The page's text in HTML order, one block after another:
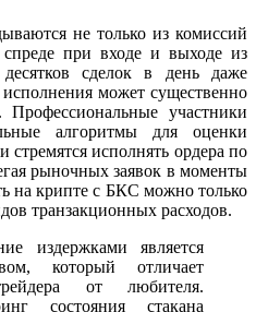
не только из комиссий
при входе и выходе из
сделок в день даже
может существенно
Профессиональные участники
алгоритмы для оценки
стремятся исполнять ордера по
рыночных заявок в моменты
на крипте с БКС можно только
транзакционных расходов.
издержками является
который отличает
от любителя.
состояния стакана